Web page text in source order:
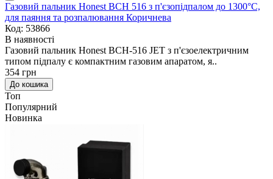
Газовий пальник Honest BCH 516 з п'єзопідпалом до 1300°C,
для паяння та розпалювання Коричнева
Код: 53866
В наявності
Газовий пальник Honest BCH-516 JET з п'єзоелектричним
типом підпалу є компактним газовим апаратом, я..
354 грн
До кошика
Топ
Популярний
Новинка